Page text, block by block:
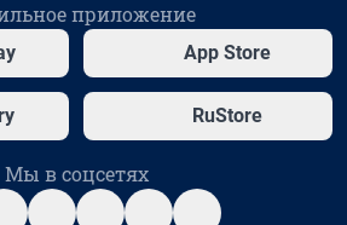
приложение
App Store
RuStore
Мы в соцсетях